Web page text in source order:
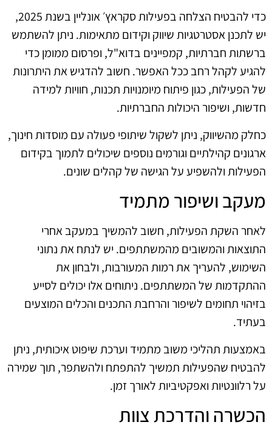
כדי להבטיח הצלחה בפעילות סקראץ׳ אונליין בשנת 2025,
יש לתכנן אסטרטגיות שיווק וקידום מתאימות. ניתן להשתמש
ברשתות חברתיות, קמפיינים בדוא"ל, ופרסום ממומן כדי
להגיע לקהל רחב ככל האפשר. חשוב להדגיש את היתרונות
של הפעילות, כגון פיתוח מיומנויות תכנות, חוויות למידה
חדשות, ושיפור היכולות החברתיות.
כחלק מהשיווק, ניתן לשקול שיתופי פעולה עם מוסדות חינוך,
ארגונים קהילתיים וגורמים נוספים שיכולים לתמוך בקידום
הפעילות ולהשפיע על הגישה של קהלים שונים.
מעקב ושיפור מתמיד
לאחר השקת הפעילות, חשוב להמשיך במעקב אחרי
התוצאות והמשובים מהמשתתפים. יש לנתח את נתוני
השימוש, להעריך את רמות המעורבות, ולבחון את
ההתקדמות של המשתתפים. ניתוחים אלו יכולים לסייע
בזיהוי תחומים לשיפור והרחבת התכנים והכלים המוצעים
בעתיד.
באמצעות תהליכי משוב מתמיד וערכת שיפוט איכותית, ניתן
להבטיח שהפעילות תמשיך להתפתח ולהשתפר, תוך שמירה
על רלוונטיות ואפקטיביות לאורך זמן.
הכשרה והדרכת צוות